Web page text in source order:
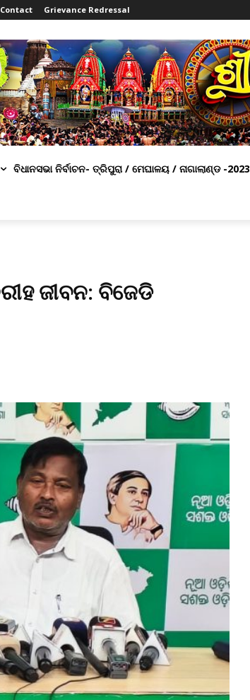
Contact Grievance Redressal
ବିଧାନସଭା ନିର୍ବାଚନ- ତ୍ରିପୁରା / ମେଘାଳୟ / ନାଗାଲାଣ୍ଡ -2023
ଜୀବନ: ବିଜେଡି